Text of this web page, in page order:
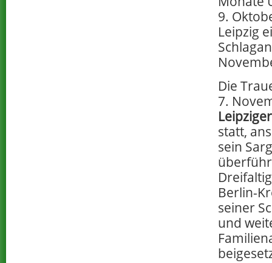
9.
Leipzig
Die
7.
statt,
sein
Berlin-
seiner
und